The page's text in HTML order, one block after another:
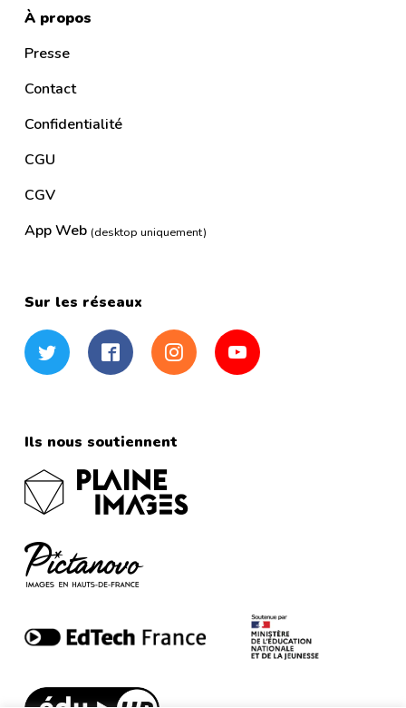
À propos
Presse
Contact
Confidentialité
CGU
CGV
App Web (desktop uniquement)
Sur les réseaux
Twitter FacebookInstagramYouTube
Ils nous soutiennent